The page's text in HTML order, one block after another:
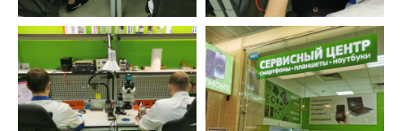
Не переезжаем, не пропадаем. Находим
решения, даже в самых тяжелых ситуациях.
Бесплатно исправляем ошибки, возникшие
по нашей вине.